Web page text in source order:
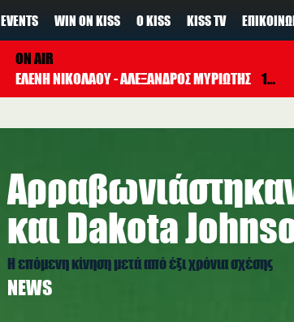
EVENTS WIN ON KISS Ο KISS KISS TV
ON AIR
ΕΛΕΝΗ ΝΙΚΟΛΑΟΥ - ΑΛΕΞΑΝΔΡΟΣ ΜΥΡΙΩΤΗΣ 17:00 - 19:00
και Dakota
Η επόμενη κίνηση μετά από έξι χρόνια σχέσης
NEWS